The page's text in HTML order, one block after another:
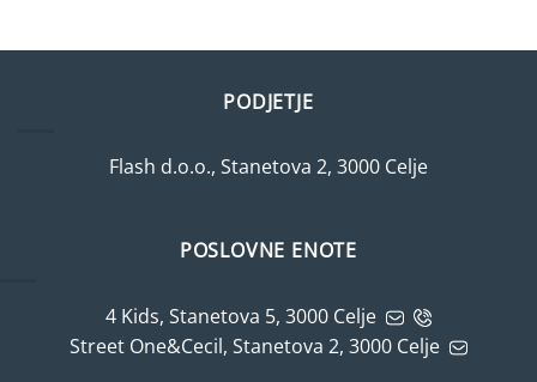
več
izberete
ima
izberete
PODJETJE
Flash d.o.o., Stanetova 2, 3000 Celje
POSLOVNE ENOTE
4 Kids, Stanetova 5, 3000 Celje
Street One&Cecil, Stanetova 2, 3000 Celje